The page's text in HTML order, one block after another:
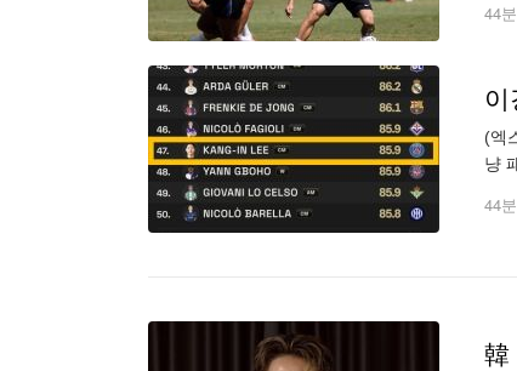
44
(엑
냥
44